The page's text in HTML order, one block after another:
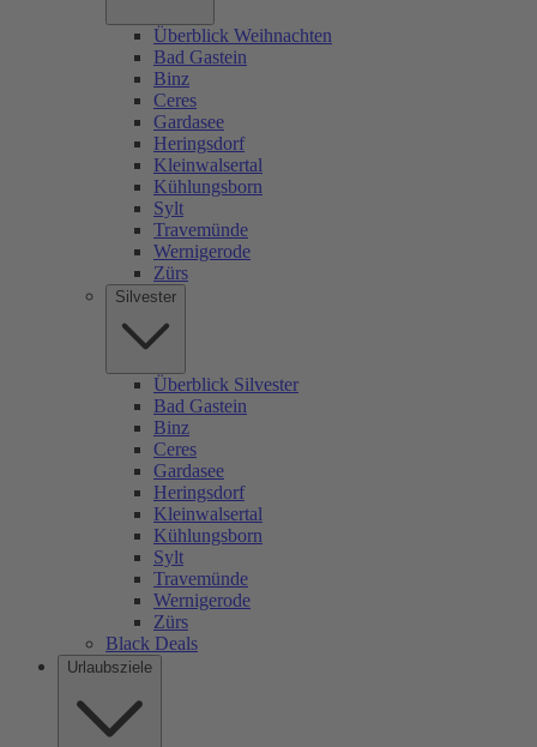
Überblick Weihnachten
Bad Gastein
Binz
Ceres
Gardasee
Heringsdorf
Kleinwalsertal
Kühlungsborn
Sylt
Travemünde
Wernigerode
Zürs
Silvester
Überblick Silvester
Bad Gastein
Binz
Ceres
Gardasee
Heringsdorf
Kleinwalsertal
Kühlungsborn
Sylt
Travemünde
Wernigerode
Zürs
Black Deals
Urlaubsziele